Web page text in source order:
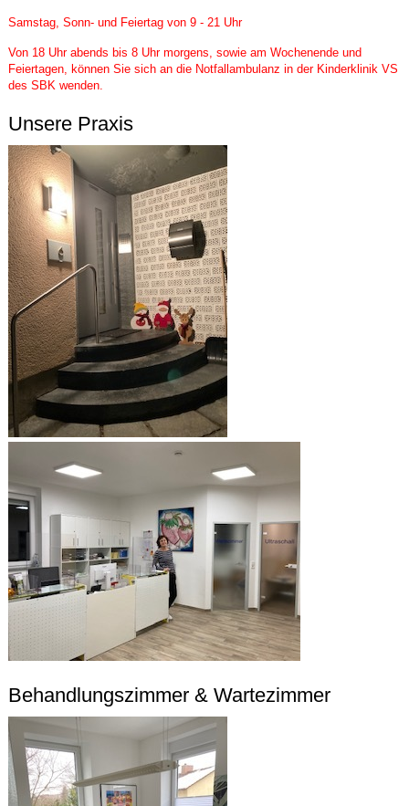
Samstag, Sonn- und Feiertag von 9 - 21 Uhr
Von 18 Uhr abends bis 8 Uhr morgens, sowie am Wochenende und
Feiertagen, können Sie sich an die Notfallambulanz in der Kinderklinik VS
des SBK wenden.
Unsere Praxis
Behandlungszimmer & Wartezimmer